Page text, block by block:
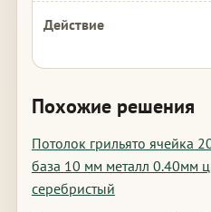
Похожие решения
Потолок грильято ячейка
база 10 мм металл 0.40мм
серебристый